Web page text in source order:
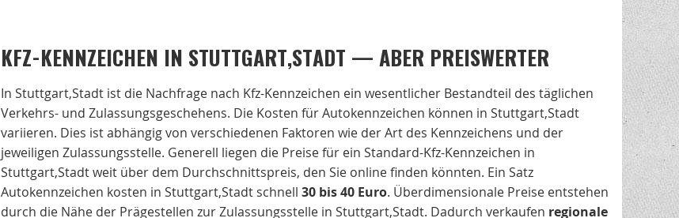
KFZ-KENNZEICHEN IN STUTTGART,STADT — ABER PREISWERTER
In Stuttgart,Stadt ist die Nachfrage nach Kfz-Kennzeichen ein wesentlicher Bestandteil des täglichen
Verkehrs- und Zulassungsgeschehens. Die Kosten für Autokennzeichen können in Stuttgart,Stadt
variieren. Dies ist abhängig von verschiedenen Faktoren wie der Art des Kennzeichens und der
jeweiligen Zulassungsstelle. Generell liegen die Preise für ein Standard-Kfz-Kennzeichen in
Stuttgart,Stadt weit über dem Durchschnittspreis, den Sie online finden könnten. Ein Satz
Autokennzeichen kosten in Stuttgart,Stadt schnell 30 bis 40 Euro. Überdimensionale Preise entstehen
durch die Nähe der Prägestellen zur Zulassungsstelle in Stuttgart,Stadt. Dadurch verkaufen regionale